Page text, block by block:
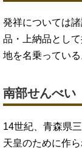
発祥については
品・上納品とし
地を名乗っている
南部せんべい
14世紀、青森県
天皇のために作